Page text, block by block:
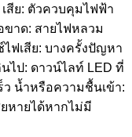
สีย: ตัวควบคุมไฟฟ้า
ขาด: สายไฟหลวม
ฟเสีย: บางครั้งปัญหา
ไป: ดาวน์ไลท์ LED ที่
ว น้ำหรือความชื้นเข้า:
หายได้หากไม่มี